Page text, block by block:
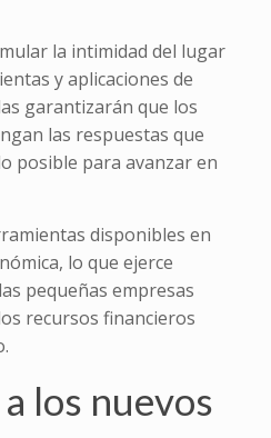
la intimidad del lugar
y aplicaciones de
garantizarán que los
las respuestas que
posible para avanzar en
disponibles en
lo que ejerce
pequeñas empresas
recursos financieros
los nuevos